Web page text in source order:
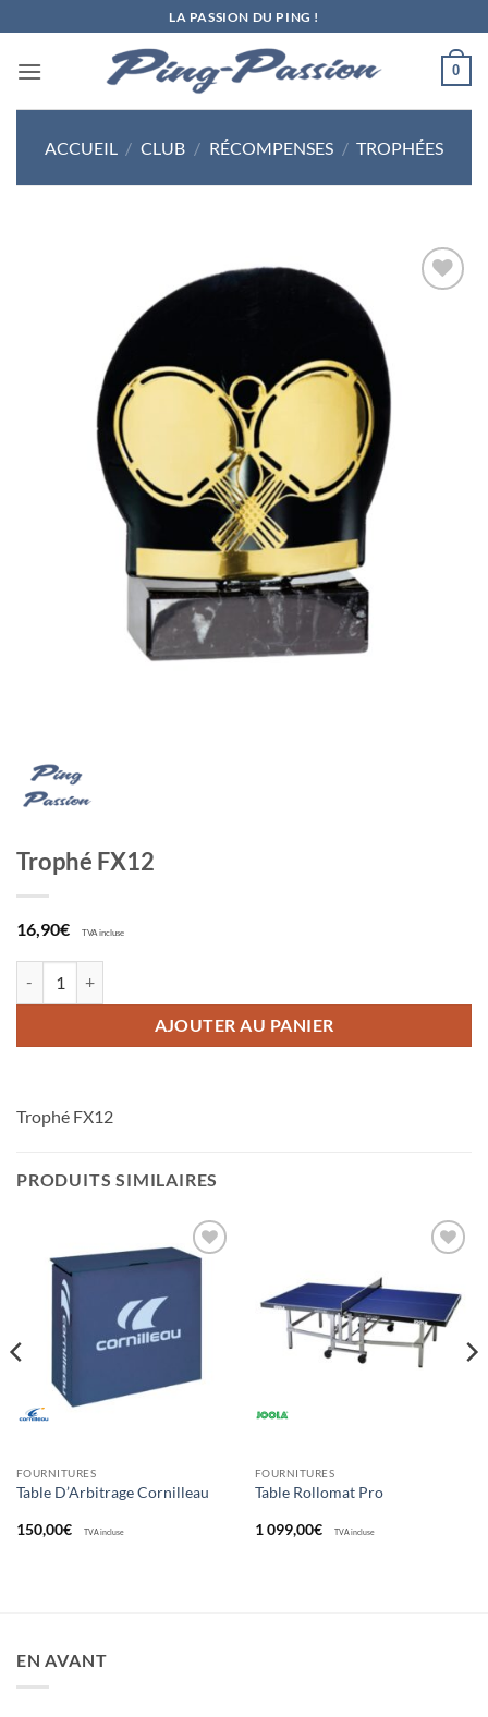
au
contenu
LA PASSION DU PING !
0
ACCUEIL / CLUB / RÉCOMPENSES / TROPHÉES
Trophé FX12
16,90€ TVA incluse
AJOUTER AU PANIER
Trophé FX12
PRODUITS SIMILAIRES
FOURNITURES
Table D’Arbitrage Cornilleau
150,00€ TVA incluse
souhaits
FOURNITURES
Table Rollomat Pro
1 099,00€ TVA incluse
EN AVANT